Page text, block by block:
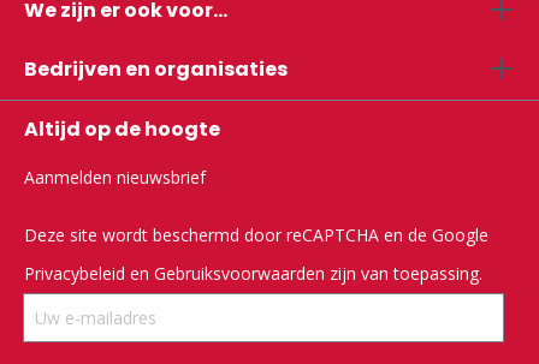
We zijn er ook voor...
Bedrijven en organisaties
Altijd op de hoogte
Aanmelden nieuwsbrief
Deze site wordt beschermd door reCAPTCHA en de Google
Privacybeleid en Gebruiksvoorwaarden zijn van toepassing.